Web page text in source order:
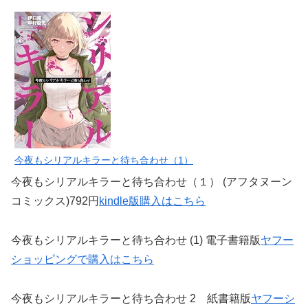
今夜もシリアルキラーと待ち合わせ（1）
今夜もシリアルキラーと待ち合わせ（１） (アフタヌーン
コミックス)792円 kindle版購入はこちら
今夜もシリアルキラーと待ち合わせ (1) 電子書籍版ヤフー
ショッピングで購入はこちら
今夜もシリアルキラーと待ち合わせ 2 紙書籍版ヤフーシ